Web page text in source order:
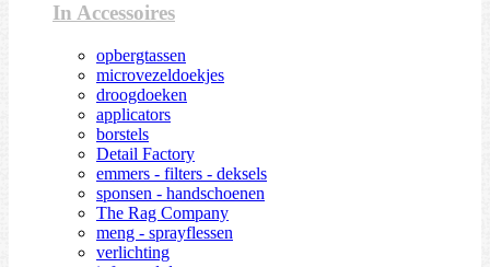
In Accessoires
opbergtassen
microvezeldoekjes
droogdoeken
applicators
borstels
Detail Factory
emmers - filters - deksels
sponsen - handschoenen
The Rag Company
meng - sprayflessen
verlichting